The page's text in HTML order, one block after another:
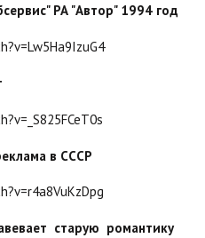
РА "Автор" 1994 год
в СССР
старую романтику